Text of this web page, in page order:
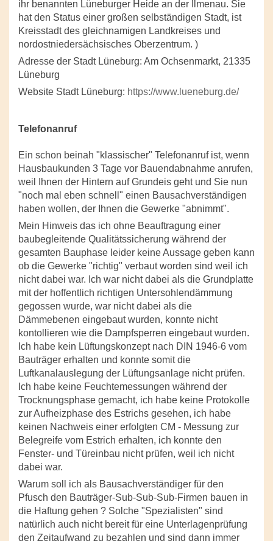
ihr benannten Lüneburger Heide an der Ilmenau. Sie
hat den Status einer großen selbständigen Stadt, ist
Kreisstadt des gleichnamigen Landkreises und
nordostniedersächsisches Oberzentrum. )
Adresse der Stadt Lüneburg: Am Ochsenmarkt, 21335
Lüneburg
Website Stadt Lüneburg: https://www.lueneburg.de/
Telefonanruf
Ein schon beinah "klassischer" Telefonanruf ist, wenn
Hausbaukunden 3 Tage vor Bauendabnahme anrufen,
weil Ihnen der Hintern auf Grundeis geht und Sie nun
"noch mal eben schnell" einen Bausachverständigen
haben wollen, der Ihnen die Gewerke "abnimmt".
Mein Hinweis das ich ohne Beauftragung einer
baubegleitende Qualitätssicherung während der
gesamten Bauphase leider keine Aussage geben kann
ob die Gewerke "richtig" verbaut worden sind weil ich
nicht dabei war. Ich war nicht dabei als die Grundplatte
mit der hoffentlich richtigen Untersohlendämmung
gegossen wurde, war nicht dabei als die
Dämmebenen eingebaut wurden, konnte nicht
kontollieren wie die Dampfsperren eingebaut wurden.
Ich habe kein Lüftungskonzept nach DIN 1946-6 vom
Bauträger erhalten und konnte somit die
Luftkanalauslegung der Lüftungsanlage nicht prüfen.
Ich habe keine Feuchtemessungen während der
Trocknungsphase gemacht, ich habe keine Protokolle
zur Aufheizphase des Estrichs gesehen, ich habe
keinen Nachweis einer erfolgten CM - Messung zur
Belegreife vom Estrich erhalten, ich konnte den
Fenster- und Türeinbau nicht prüfen, weil ich nicht
dabei war.
Warum soll ich als Bausachverständiger für den
Pfusch den Bauträger-Sub-Sub-Sub-Firmen bauen in
die Haftung gehen ? Solche "Spezialisten" sind
natürlich auch nicht bereit für eine Unterlagenprüfung
den Zeitaufwand zu bezahlen und sind dann immer